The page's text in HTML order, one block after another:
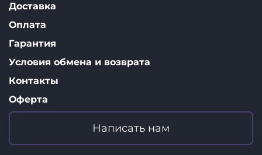
Написать нам
Доставка
Оплата
Гарантия
Условия обмена и возврата
Контакты
Оферта